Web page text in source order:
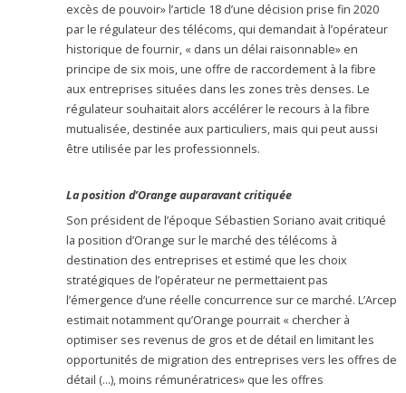
excès de pouvoir» l’article 18 d’une décision prise fin 2020
par le régulateur des télécoms, qui demandait à l’opérateur
historique de fournir, « dans un délai raisonnable» en
principe de six mois, une offre de raccordement à la fibre
aux entreprises situées dans les zones très denses. Le
régulateur souhaitait alors accélérer le recours à la fibre
mutualisée, destinée aux particuliers, mais qui peut aussi
être utilisée par les professionnels.
La position d’Orange auparavant critiquée
Son président de l’époque Sébastien Soriano avait critiqué
la position d’Orange sur le marché des télécoms à
destination des entreprises et estimé que les choix
stratégiques de l’opérateur ne permettaient pas
l’émergence d’une réelle concurrence sur ce marché. L’Arcep
estimait notamment qu’Orange pourrait « chercher à
optimiser ses revenus de gros et de détail en limitant les
opportunités de migration des entreprises vers les offres de
détail (…), moins rémunératrices» que les offres